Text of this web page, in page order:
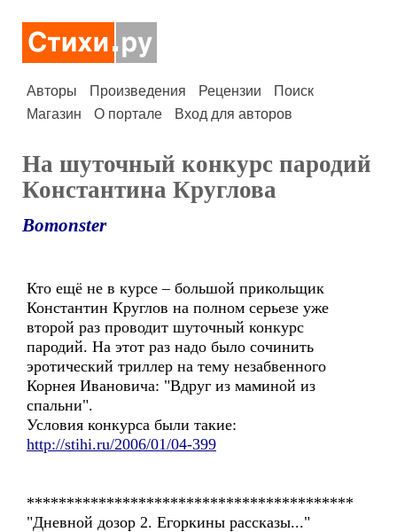
Авторы Произведения Рецензии
Поиск
Магазин
О портале Вход для авторов
На шуточный конкурс пародий
Константина Круглова
Bomonster
Кто ещё не в курсе – большой прикольщик
Константин Круглов на полном серьезе уже
второй раз проводит шуточный конкурс
пародий. На этот раз надо было сочинить
эротический триллер на тему незабвенного
Корнея Ивановича: "Вдруг из маминой из
спальни".
Условия конкурса были такие:
http://stihi.ru/2006/01/04-399
*****************************************
"Дневной дозор 2. Егоркины рассказы..."